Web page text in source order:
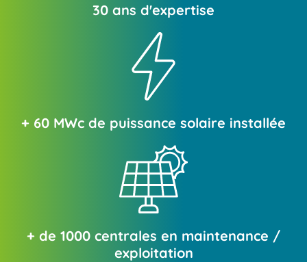
30 ans d'expertise
+ 60 MWc de puissance solaire installée
+ de 1000 centrales en maintenance /
exploitation